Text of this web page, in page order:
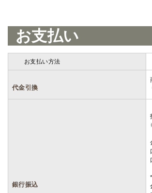
お支払い
お支払い方法
代金引換
銀行振込